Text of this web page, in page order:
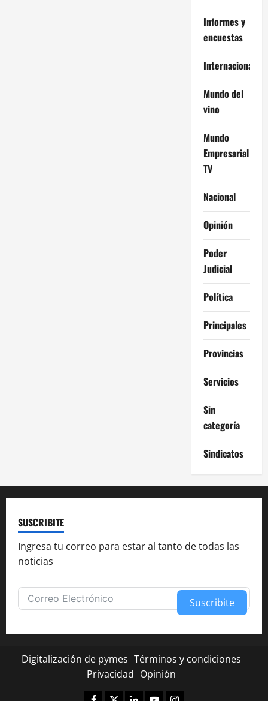
Informes y
encuestas
Internacional
Mundo del
vino
Mundo
Empresarial
TV
Nacional
Opinión
Poder
Judicial
Política
Principales
Provincias
Servicios
Sin
categoría
Sindicatos
SUSCRIBITE
Ingresa tu correo para estar al tanto de todas las
noticias
Suscribite
Digitalización de pymes Términos y condiciones
Privacidad Opinión
Facebook
TwitterLinkedinYoutubeInstagram